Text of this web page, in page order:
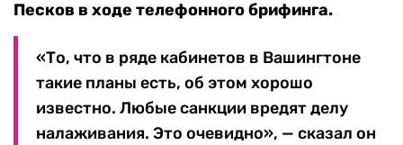
Песков в ходе телефонного брифинга.
«То, что в ряде кабинетов в Вашингтоне
такие планы есть, об этом хорошо
известно. Любые санкции вредят делу
налаживания. Это очевидно», — сказал он